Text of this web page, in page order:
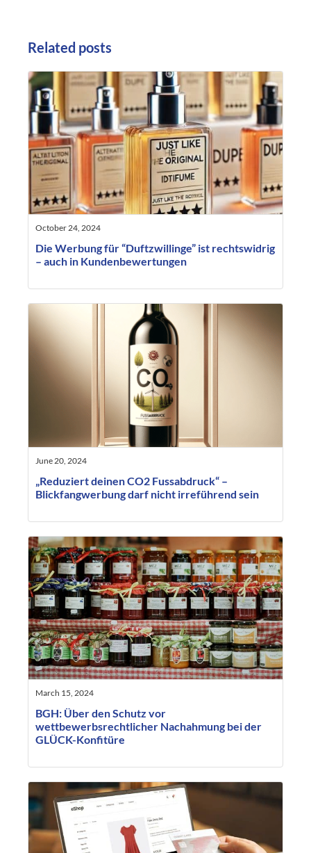
Related posts
October 24, 2024
Die Werbung für “Duftzwillinge” ist rechtswidrig
– auch in Kundenbewertungen
June 20, 2024
„Reduziert deinen CO2 Fussabdruck“ –
Blickfangwerbung darf nicht irreführend sein
March 15, 2024
BGH: Über den Schutz vor
wettbewerbsrechtlicher Nachahmung bei der
GLÜCK-Konfitüre